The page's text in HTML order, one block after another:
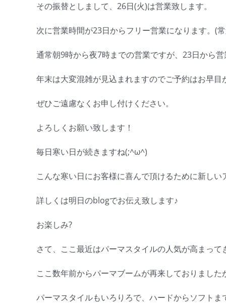
その振替としまして、26日(火)は営業致します。
次に営業時間が23日からフリー営業になります。(
通常朝9時から夜7時までの営業ですが、23日から営
年末は大変混雑が見込まれますのでご予約はお早
ぜひご遠慮なくお申し付けください。
よろしくお願い致します！
毎日寒い日が続きますね(;^ω^)
こんな寒い日にお客様に喜んで頂けるために新し
詳しくは明日のblogでお伝え致します♪
お楽しみ?
さて、ここ最近はパーマスタイルの人気が高まって
ここ数年前からパーマブームが再来しておりまし
パーマスタイルもいろりろで、ハードからソフト